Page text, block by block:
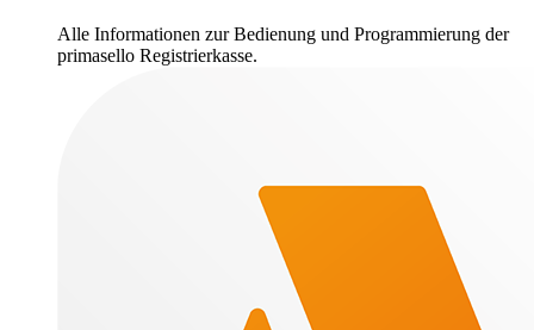
Alle Informationen zur Bedienung und Programmierung der
primasello Registrierkasse.